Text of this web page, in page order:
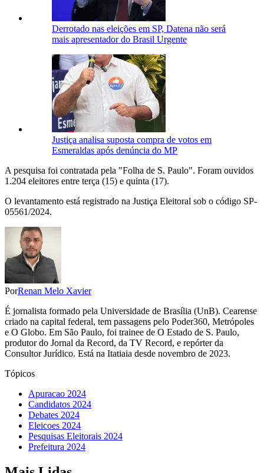
Derrotado nas eleições em SP, Datena não será
mais apresentador do Brasil Urgente
Justiça analisa suposta compra de votos em
Esmeraldas após denúncia do MP
A pesquisa foi contratada pela "Folha de S. Paulo". Foram ouvidos
1.204 eleitores entre terça (15) e quinta (17).
O levantamento está registrado na Justiça Eleitoral sob o código SP-
05561/2024.
PorRenan Melo Xavier
É jornalista formado pela Universidade de Brasília (UnB). Cearense
criado na capital federal, tem passagens pelo Poder360, Metrópoles
e O Globo. Em São Paulo, foi trainee de O Estado de S. Paulo,
produtor do Jornal da Record, da TV Record, e repórter da
Consultor Jurídico. Está na Itatiaia desde novembro de 2023.
Tópicos
Apuracao 2024
Candidatos 2024
Debates 2024
Eleicoes 2024
Pesquisas Eleitorais 2024
Prefeitura 2024